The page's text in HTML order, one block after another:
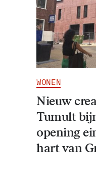
WONEN
Nieuw
Tumult
opening
hart van